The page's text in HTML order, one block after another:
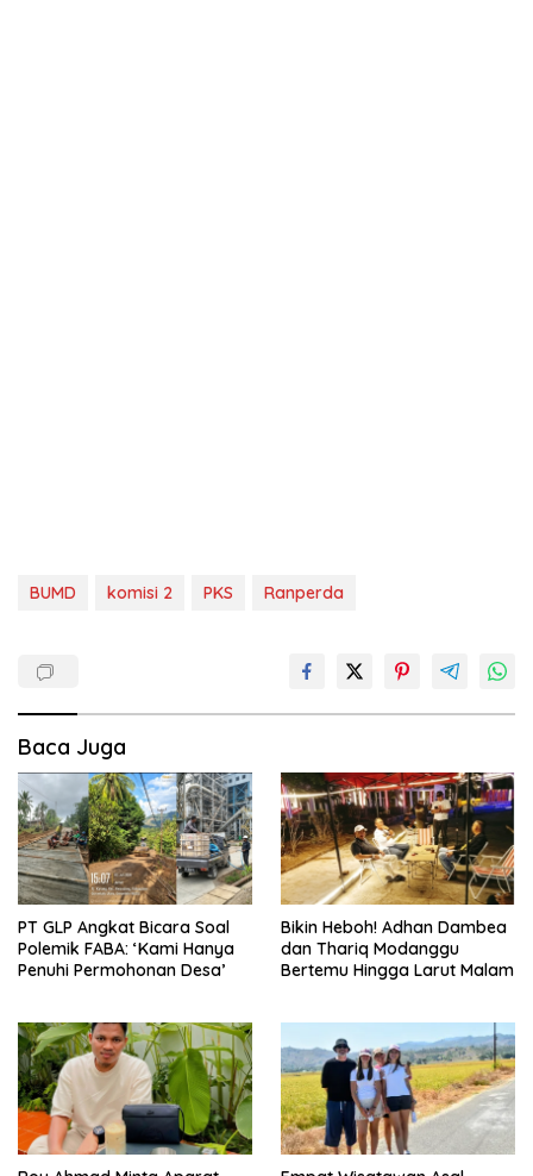
BUMD komisi 2 PKS Ranperda
Baca Juga
PT GLP Angkat Bicara Soal
Polemik FABA: ‘Kami Hanya
Penuhi Permohonan Desa’
Bikin Heboh! Adhan Dambea
dan Thariq Modanggu
Bertemu Hingga Larut Malam